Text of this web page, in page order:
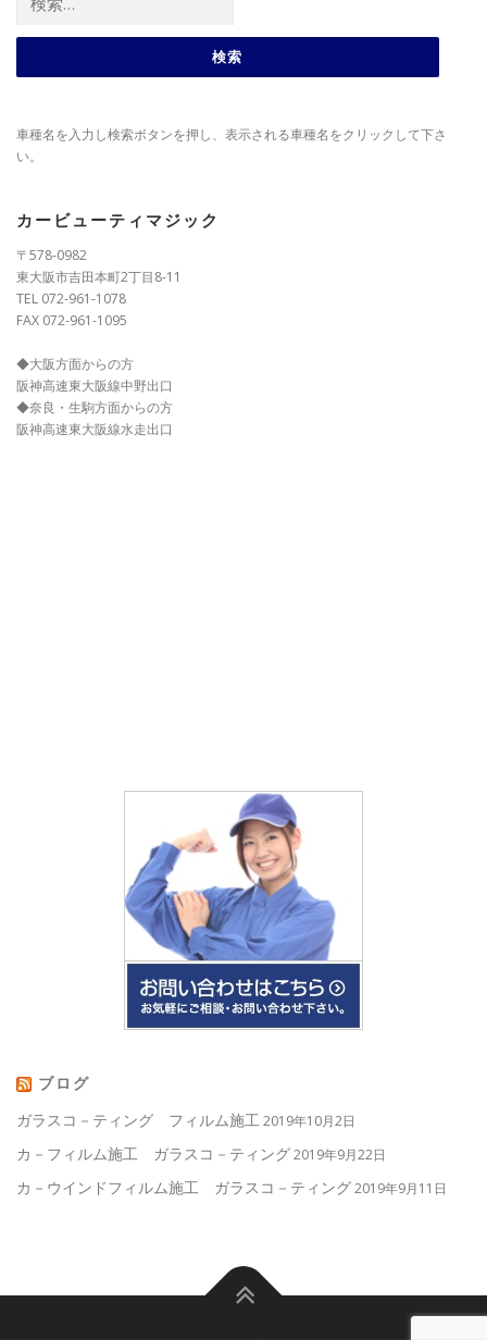
索:
車種名を入力し検索ボタンを押し、表示される車種名をクリックして下さ
い。
カービューティマジック
〒578-0982
東大阪市吉田本町2丁目8-11
TEL 072-961-1078
FAX 072-961-1095
◆大阪方面からの方
阪神高速東大阪線中野出口
◆奈良・生駒方面からの方
阪神高速東大阪線水走出口
ブログ
ガラスコ－ティング フィルム施工2019年10月2日
カ－フィルム施工 ガラスコ－ティング2019年9月22日
カ－ウインドフィルム施工 ガラスコ－ティング2019年9月11日